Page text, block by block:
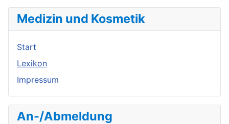
Medizin und Kosmetik
Start
Lexikon
Impressum
An-/Abmeldung